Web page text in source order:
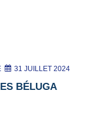
31 JUILLET 2024
BÉLUGA